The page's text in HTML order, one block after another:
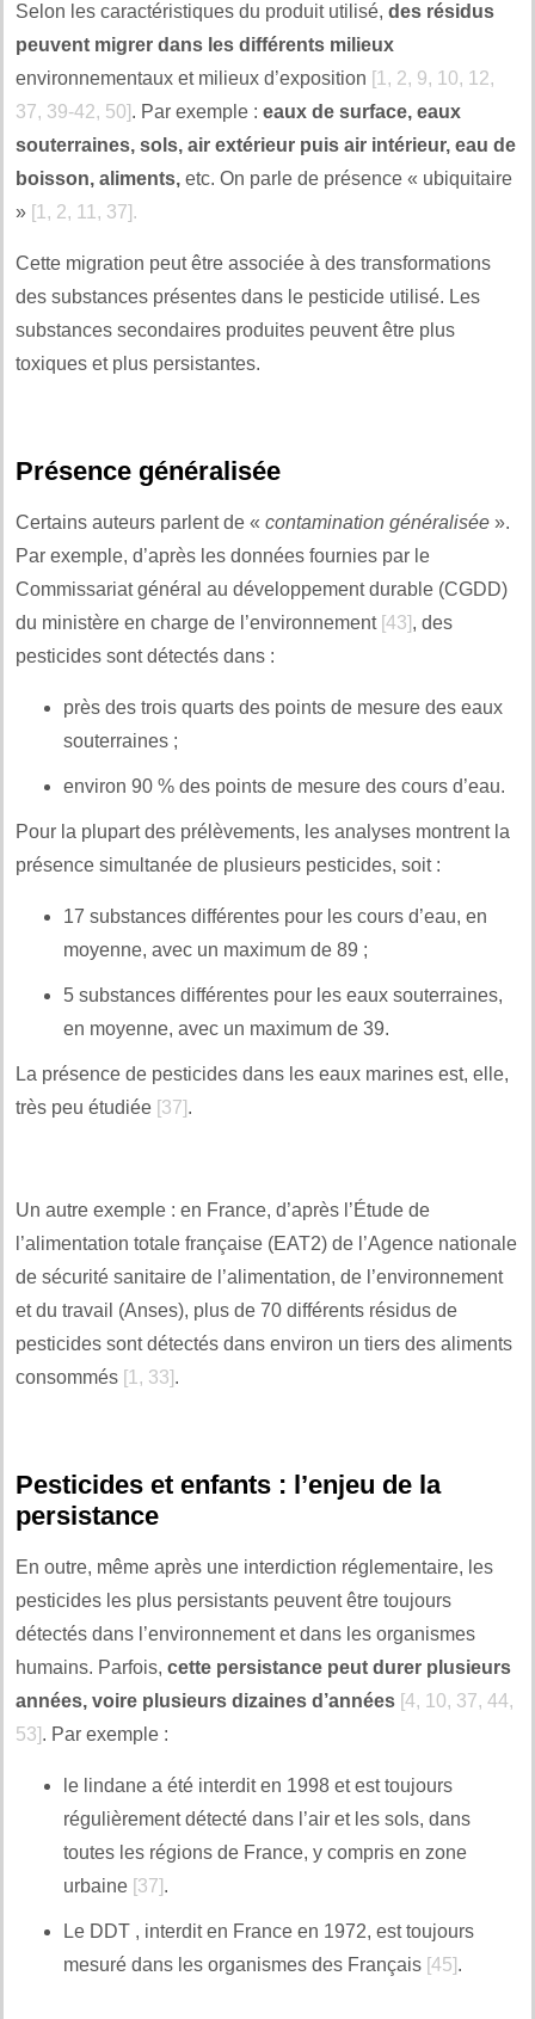
Selon les caractéristiques du produit utilisé, des résidus
peuvent migrer dans les différents milieux
environnementaux et milieux d’exposition [1, 2, 9, 10, 12,
37, 39-42, 50]. Par exemple : eaux de surface, eaux
souterraines, sols, air extérieur puis air intérieur, eau de
boisson, aliments, etc. On parle de présence « ubiquitaire
» [1, 2, 11, 37].
Cette migration peut être associée à des transformations
des substances présentes dans le pesticide utilisé. Les
substances secondaires produites peuvent être plus
toxiques et plus persistantes.
Présence généralisée
Certains auteurs parlent de « contamination généralisée ».
Par exemple, d’après les données fournies par le
Commissariat général au développement durable (CGDD)
du ministère en charge de l’environnement [43], des
pesticides sont détectés dans :
près des trois quarts des points de mesure des eaux
souterraines ;
environ 90 % des points de mesure des cours d’eau.
Pour la plupart des prélèvements, les analyses montrent la
présence simultanée de plusieurs pesticides, soit :
17 substances différentes pour les cours d’eau, en
moyenne, avec un maximum de 89 ;
5 substances différentes pour les eaux souterraines,
en moyenne, avec un maximum de 39.
La présence de pesticides dans les eaux marines est, elle,
très peu étudiée [37].
Un autre exemple : en France, d’après l’Étude de
l’alimentation totale française (EAT2) de l’Agence nationale
de sécurité sanitaire de l’alimentation, de l’environnement
et du travail (Anses), plus de 70 différents résidus de
pesticides sont détectés dans environ un tiers des aliments
consommés [1, 33].
Pesticides et enfants : l’enjeu de la
persistance
En outre, même après une interdiction réglementaire, les
pesticides les plus persistants peuvent être toujours
détectés dans l’environnement et dans les organismes
humains. Parfois, cette persistance peut durer plusieurs
années, voire plusieurs dizaines d’années [4, 10, 37, 44,
53]. Par exemple :
le lindane a été interdit en 1998 et est toujours
régulièrement détecté dans l’air et les sols, dans
toutes les régions de France, y compris en zone
urbaine [37].
Le DDT , interdit en France en 1972, est toujours
mesuré dans les organismes des Français [45].